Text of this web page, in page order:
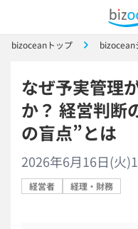
bizoceanトップ bizocean
なぜ予実管理
か？ 経営判断
の盲点”とは
2026年6月16日(火
経営者 経理・財務